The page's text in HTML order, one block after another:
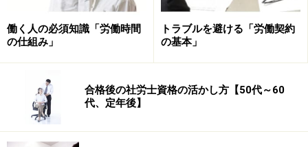
に挑むメリットは少ないのではないでしょうか。
働く人の必須知識「労働時間
の仕組み」
トラブルを避ける「労働契約
の基本」
合格後の社労士資格の活かし方【50代～60
代、定年後】